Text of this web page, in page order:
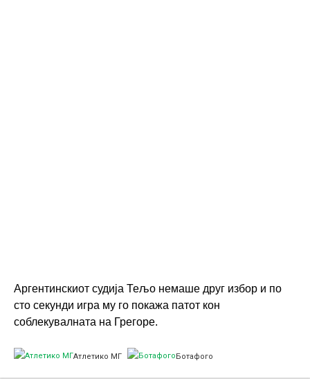
Аргентинскиот судија Тељо немаше друг избор и по
сто секунди игра му го покажа патот кон
соблекувалната на Грегоре.
Атлетико МГ Ботафого